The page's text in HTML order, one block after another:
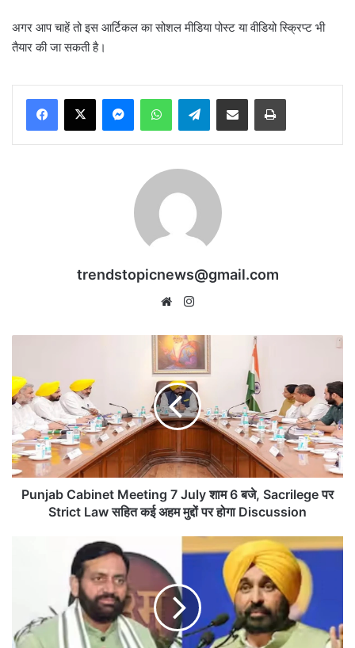
अगर आप चाहें तो इस आर्टिकल का सोशल मीडिया पोस्ट या वीडियो स्क्रिप्ट भी
तैयार की जा सकती है।
MessengerWhatsAppTelegramShare via Email Print
trendstopicnews@gmail.com
Website
Meeting
7
July
शाम
6
बजे,
Sacrilege
होगा
Discussion
Punjab Cabinet Meeting 7 July शाम 6 बजे, Sacrilege पर
Strict Law सहित कई अहम मुद्दों पर होगा Discussion
बड़ा
Statement: